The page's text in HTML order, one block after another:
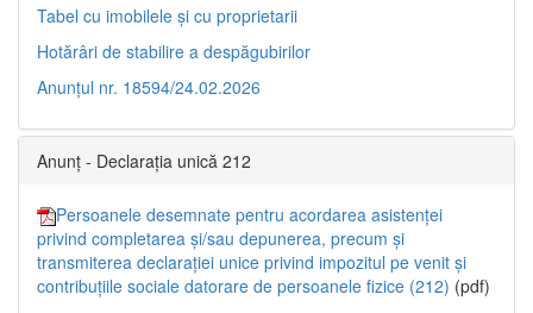
Tabel cu imobilele și cu proprietarii
Hotărâri de stabilire a despăgubirilor
Anunțul nr. 18594/24.02.2026
Anunț - Declarația unică 212
Persoanele desemnate pentru acordarea asistenței
privind completarea și/sau depunerea, precum și
transmiterea declarației unice privind impozitul pe venit și
contribuțiile sociale datorare de persoanele fizice (212) (pdf)